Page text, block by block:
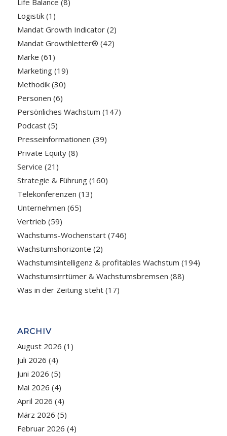
Logistik(1)
Mandat Growth Indicator(2)
Mandat Growthletter® (42)
Marke (61)
Marketing(19)
Methodik(30)
Personen (6)
Persönliches Wachstum (147)
Podcast(5)
Presseinformationen (39)
Private Equity(8)
Service (21)
Strategie & Führung(160)
Telekonferenzen (13)
Unternehmen (65)
Vertrieb (59)
Wachstums-Wochenstart(746)
Wachstumshorizonte (2)
Wachstumsintelligenz & profitables Wachstum (194)
Wachstumsirrtümer & Wachstumsbremsen (88)
Was in der Zeitung steht(17)
ARCHIV
August 2026 (1)
Juli 2026 (4)
Juni 2026 (5)
Mai 2026 (4)
April 2026 (4)
März 2026 (5)
Februar 2026 (4)